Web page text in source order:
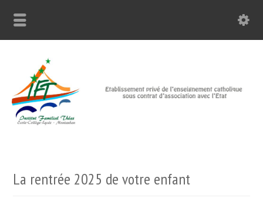
La rentrée 2025 de votre enfant